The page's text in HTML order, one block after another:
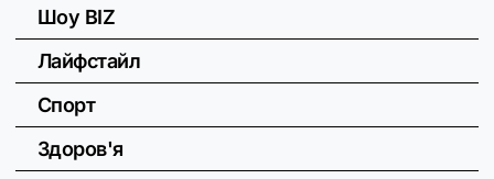
Шоу BIZ
Лайфстайл
Спорт
Здоров'я